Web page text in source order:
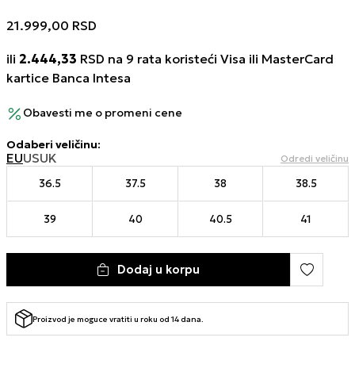
21.999,00 RSD
ili 2.444,33 RSD na 9 rata koristeći Visa ili MasterCard
kartice Banca Intesa
Obavesti me o promeni cene
Odaberi veličinu:
EUUSUK Odredi veličinu
36.5 37.5 38 38.5
39 40 40.5 41
Dodaj u korpu
Proizvod je moguce vratiti u roku od 14 dana.